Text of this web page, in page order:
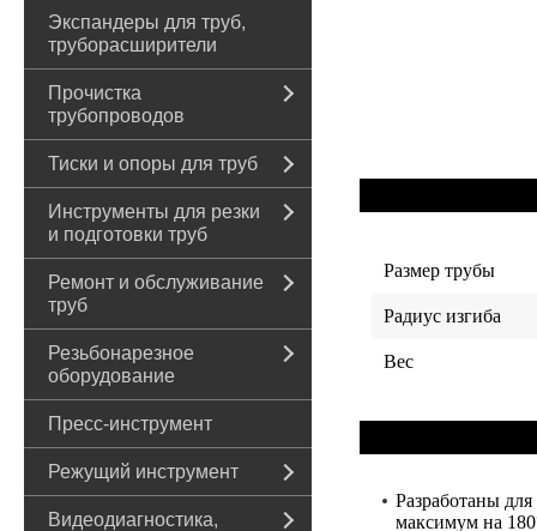
Экспандеры для труб,
труборасширители
Прочистка
трубопроводов
Тиски и опоры для труб
Инструменты для резки
и подготовки труб
Ремонт и обслуживание
труб
Резьбонарезное
оборудование
Пресс-инструмент
Режущий инструмент
Видеодиагностика,
Размер трубы
Радиус изгиба
Вес
Разработаны
максимум на